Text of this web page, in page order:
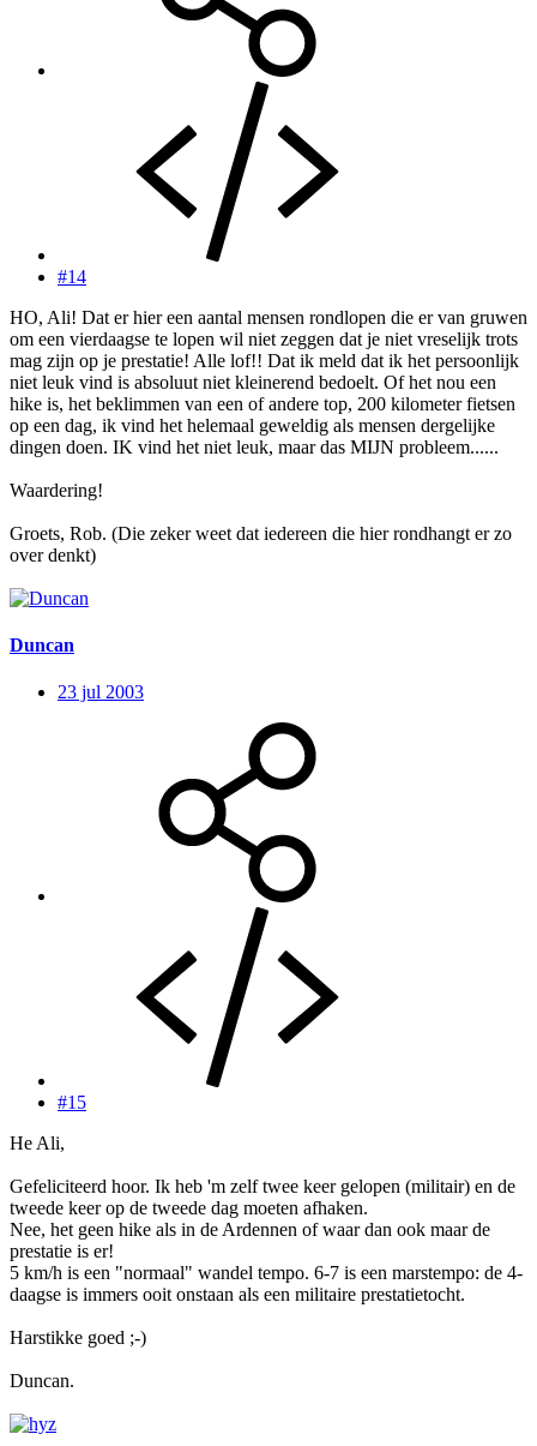
#14
HO, Ali! Dat er hier een aantal mensen rondlopen die er van gruwen
om een vierdaagse te lopen wil niet zeggen dat je niet vreselijk trots
mag zijn op je prestatie! Alle lof!! Dat ik meld dat ik het persoonlijk
niet leuk vind is absoluut niet kleinerend bedoelt. Of het nou een
hike is, het beklimmen van een of andere top, 200 kilometer fietsen
op een dag, ik vind het helemaal geweldig als mensen dergelijke
dingen doen. IK vind het niet leuk, maar das MIJN probleem......
Waardering!
Groets, Rob. (Die zeker weet dat iedereen die hier rondhangt er zo
over denkt)
Duncan
23 jul 2003
#15
He Ali,
Gefeliciteerd hoor. Ik heb 'm zelf twee keer gelopen (militair) en de
tweede keer op de tweede dag moeten afhaken.
Nee, het geen hike als in de Ardennen of waar dan ook maar de
prestatie is er!
5 km/h is een "normaal" wandel tempo. 6-7 is een marstempo: de 4-
daagse is immers ooit onstaan als een militaire prestatietocht.
Harstikke goed ;-)
Duncan.